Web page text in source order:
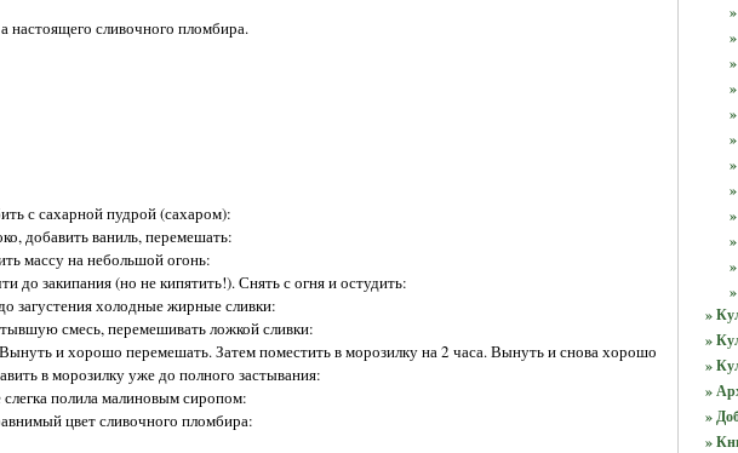
настоящего сливочного пломбира.
с сахарной пудрой (сахаром):
добавить ваниль, перемешать:
массу на небольшой огонь:
до закипания (но не кипятить!). Снять с огня и остудить:
загустения холодные жирные сливки:
смесь, перемешивать ложкой сливки:
и хорошо перемешать. Затем поместить в морозилку на 2 часа. Вынуть и снова хорошо
в морозилку уже до полного застывания:
полила малиновым сиропом:
цвет сливочного пломбира:
»
»
»
»
»
»